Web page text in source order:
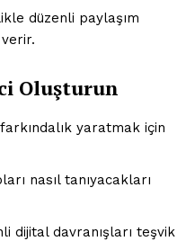
düzenli paylaşım
Oluşturun
yaratmak için
nasıl tanıyacakları
dijital davranışları teşvik